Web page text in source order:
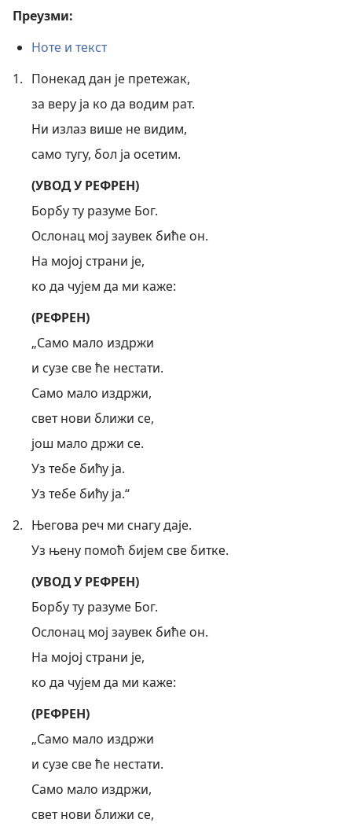
Преузми:
Ноте и текст
1. Понекад дан је претежак,
за веру ја ко да водим рат.
Ни излаз више не видим,
само тугу, бол ја осетим.
(УВОД У РЕФРЕН)
Борбу ту разуме Бог.
Ослонац мој заувек биће он.
На мојој страни је,
ко да чујем да ми каже:
(РЕФРЕН)
„Само мало издржи
и сузе све ће нестати.
Само мало издржи,
свет нови ближи се,
још мало држи се.
Уз тебе бићу ја.
Уз тебе бићу ја.“
2. Његова реч ми снагу даје.
Уз њену помоћ бијем све битке.
(УВОД У РЕФРЕН)
Борбу ту разуме Бог.
Ослонац мој заувек биће он.
На мојој страни је,
ко да чујем да ми каже:
(РЕФРЕН)
„Само мало издржи
и сузе све ће нестати.
Само мало издржи,
свет нови ближи се,